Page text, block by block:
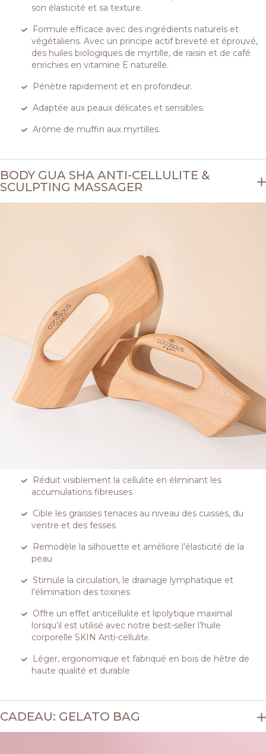
son élasticité et sa texture.
Formule efficace avec des ingrédients naturels et
végétaliens. Avec un principe actif breveté et éprouvé,
des huiles biologiques de myrtille, de raisin et de café
enrichies en vitamine E naturelle.
Pénètre rapidement et en profondeur.
Adaptée aux peaux délicates et sensibles.
Arôme de muffin aux myrtilles.
BODY GUA SHA ANTI-CELLULITE &
SCULPTING MASSAGER
Réduit visiblement la cellulite en éliminant les
accumulations fibreuses
Cible les graisses tenaces au niveau des cuisses, du
ventre et des fesses
Remodèle la silhouette et améliore l’élasticité de la
peau
Stimule la circulation, le drainage lymphatique et
l’élimination des toxines
Offre un effet anticellulite et lipolytique maximal
lorsqu’il est utilisé avec notre best-seller l’huile
corporelle SKIN Anti-cellulitе.
Léger, ergonomique et fabriqué en bois de hêtre de
haute qualité et durable
CADEAU: GELATO BAG